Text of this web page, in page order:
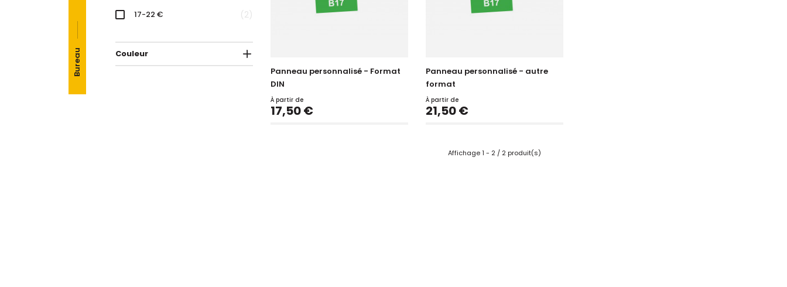
Bureau
17-22 € 2
Couleur
Panneau personnalisé - Format
DIN
À partir de
Prix
17,50 €
Panneau personnalisé - autre
format
À partir de
Prix
21,50 €
Affichage 1 - 2 / 2 produit(s)